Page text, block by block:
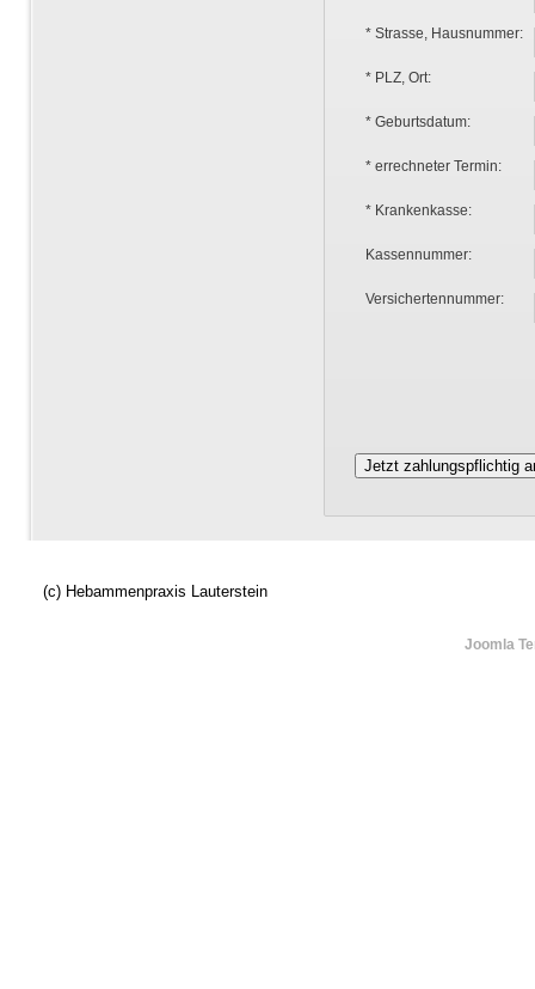
* Strasse, Hausnummer:
* PLZ, Ort:
* Geburtsdatum:
* errechneter Termin:
* Krankenkasse:
Kassennummer:
Versichertennummer:
Jetzt zahlungspflichtig
(c) Hebammenpraxis Lauterstein
Joomla